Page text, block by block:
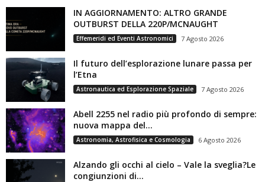
IN AGGIORNAMENTO: ALTRO GRANDE
OUTBURST DELLA 220P/MCNAUGHT
Effemeridi ed Eventi Astronomici 7 Agosto 2026
Il futuro dell’esplorazione lunare passa per
l’Etna
Astronautica ed Esplorazione Spaziale 7 Agosto 2026
Abell 2255 nel radio più profondo di sempre:
nuova mappa del...
Astronomia, Astrofisica e Cosmologia 6 Agosto 2026
Alzando gli occhi al cielo – Vale la sveglia?Le
congiunzioni di...